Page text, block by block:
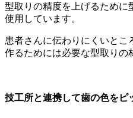
型取りの精度を上げるために
使用しています。
患者さんに伝わりにくいとこ
作るためには必要な型取りの
技工所と連携して歯の色をピ